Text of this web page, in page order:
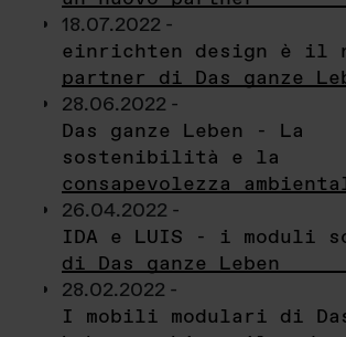
18.07.2022 -
einrichten design è il
partner di Das ganze
28.06.2022 -
Das ganze Leben - La
sostenibilità e la
consapevolezza
26.04.2022 -
IDA e LUIS - i moduli
di Das ganze Leben
28.02.2022 -
I mobili modulari di